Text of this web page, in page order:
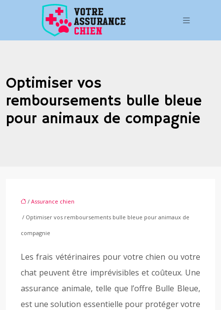
Optimiser vos
remboursements bulle bleue
pour animaux de compagnie
/ Assurance chien
/ Optimiser vos remboursements bulle bleue pour animaux de
compagnie
Les frais vétérinaires pour votre chien ou votre
chat peuvent être imprévisibles et coûteux. Une
assurance animale, telle que l’offre Bulle Bleue,
est une solution essentielle pour protéger votre